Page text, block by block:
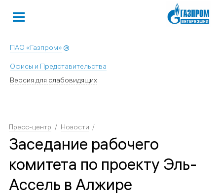
ПАО «Газпром»
Офисы и Представительства
Версия для слабовидящих
Пресс-центр Новости
Заседание рабочего
комитета по проекту Эль-
Ассель в Алжире